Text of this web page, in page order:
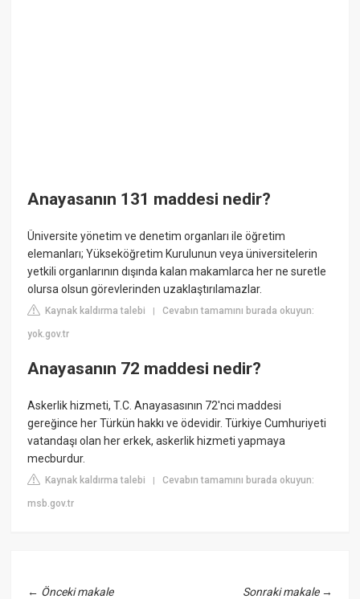
Anayasanın 131 maddesi nedir?
Üniversite yönetim ve denetim organları ile öğretim
elemanları; Yükseköğretim Kurulunun veya üniversitelerin
yetkili organlarının dışında kalan makamlarca her ne suretle
olursa olsun görevlerinden uzaklaştırılamazlar.
Kaynak kaldırma talebi |Cevabın tamamını burada okuyun:
yok.gov.tr
Anayasanın 72 maddesi nedir?
Askerlik hizmeti, T.C. Anayasasının 72'nci maddesi
gereğince her Türkün hakkı ve ödevidir. Türkiye Cumhuriyeti
vatandaşı olan her erkek, askerlik hizmeti yapmaya
mecburdur.
Kaynak kaldırma talebi |Cevabın tamamını burada okuyun:
msb.gov.tr
← Önceki makale Sonraki makale→